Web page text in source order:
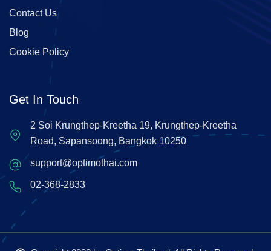
Contact Us
Blog
Cookie Policy
Get In Touch
2 Soi Krungthep-Kreetha 19, Krungthep-Kreetha
Road, Sapansoong, Bangkok 10250
support@optimothai.com
02-368-2833